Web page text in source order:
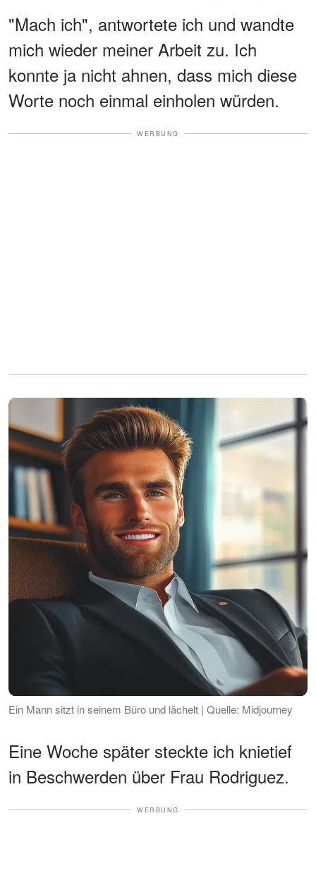
"Mach ich", antwortete ich und wandte
mich wieder meiner Arbeit zu. Ich
konnte ja nicht ahnen, dass mich diese
Worte noch einmal einholen würden.
WERBUNG
Ein Mann sitzt in seinem Büro und lächelt | Quelle: Midjourney
Eine Woche später steckte ich knietief
in Beschwerden über Frau Rodriguez.
WERBUNG